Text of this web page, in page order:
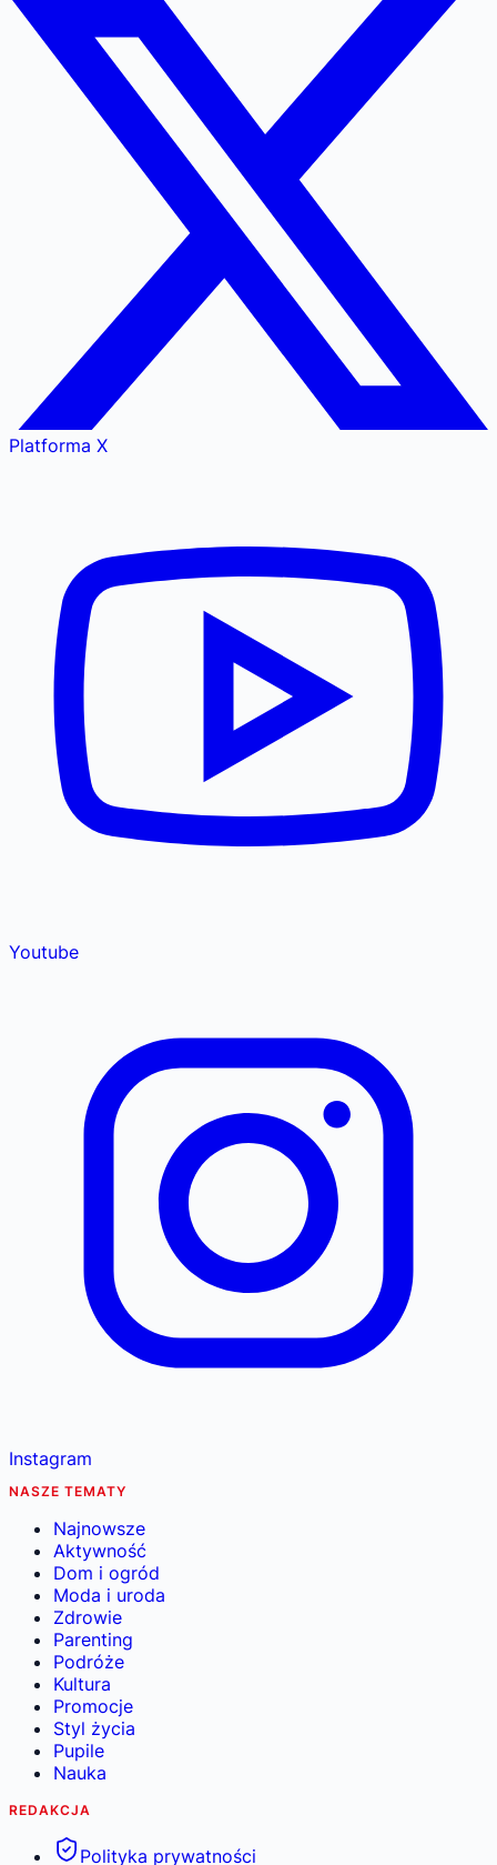
Platforma X
Youtube
Instagram
NASZE TEMATY
Najnowsze
Aktywność
Dom i ogród
Moda i uroda
Zdrowie
Parenting
Podróże
Kultura
Promocje
Styl życia
Pupile
Nauka
REDAKCJA
Polityka prywatności